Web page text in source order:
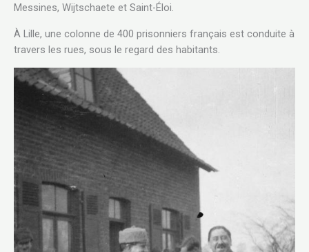
Messines, Wijtschaete et Saint-Éloi.
À Lille, une colonne de 400 prisonniers français est conduite à
travers les rues, sous le regard des habitants.